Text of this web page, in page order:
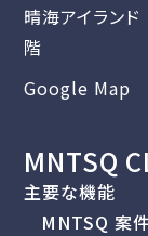
晴海アイラン
階
Google Map
MNTSQ
主要な機能
MNTSQ 案